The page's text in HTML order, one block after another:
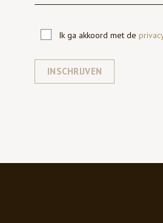
Ik ga akkoord met de
INSCHRIJVEN